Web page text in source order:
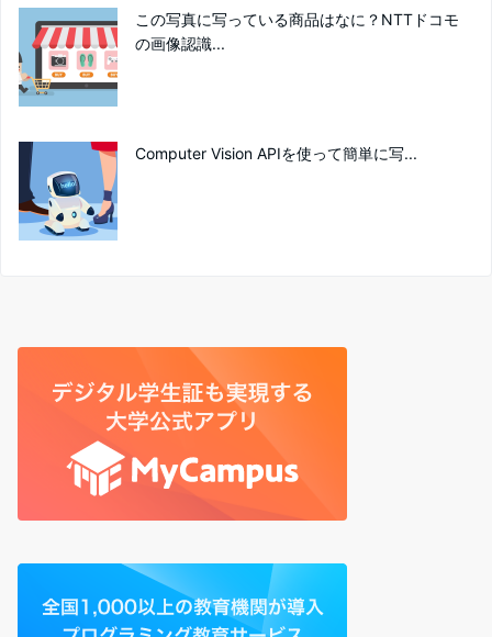
この写真に写っている商品はなに？NTTドコモ
の画像認識...
Computer Vision APIを使って簡単に写...